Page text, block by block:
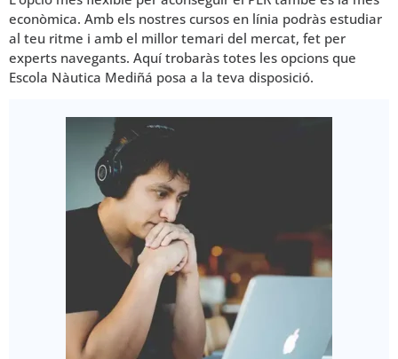
econòmica. Amb els nostres cursos en línia podràs estudiar
al teu ritme i amb el millor temari del mercat, fet per
experts navegants. Aquí trobaràs totes les opcions que
Escola Nàutica Mediñá posa a la teva disposició.